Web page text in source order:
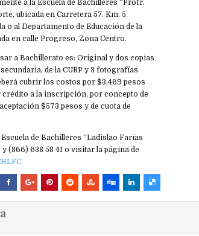
a la Escuela de Bachilleres “Profr.
ubicada en Carretera 57. Km. 5.
o al Departamento de Educación de la
en calle Progreso, Zona Centro.
a Bachillerato es: Original y dos copias
de la CURP y 3 fotografías
cubrir los costos por $3,469 pesos
a la inscripción, por concepto de
$573 pesos y de cuota de
de Bachilleres “Ladislao Farías
(866) 638 58 41 o visitar la página de